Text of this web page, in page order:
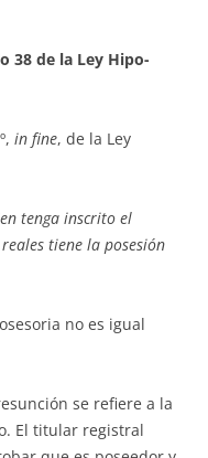
38 de la Ley Hipo­
in fine, de la Ley
tenga inscrito el
tiene la posesión
no es igual
se refiere a la
El titular registral